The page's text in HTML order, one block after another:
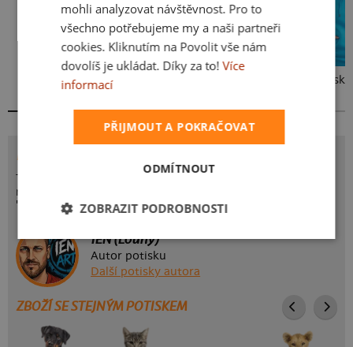
Bez potisku
POTISK NA HÁKU
Tričko pro všechny flegmatiky. Ukaž všem, že tě nic
nevyvede z míry. Máš to zkrátka na háku. Nápis potisku:
"Mám to na háku".
IEN (Louny)
Autor potisku
Další potisky autora
ZBOŽÍ SE STEJNÝM POTISKEM
mohli analyzovat návštěvnost. Pro to
všechno potřebujeme my a naši partneři
cookies. Kliknutím na Povolit vše nám
dovolíš je ukládat. Díky za to! Více
informací
PŘIJMOUT A POKRAČOVAT
ODMÍTNOUT
ZOBRAZIT PODROBNOSTI